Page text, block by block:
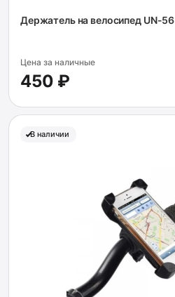
Держатель на велосипед UN-56
Цена за наличные
450 ₽
В наличии